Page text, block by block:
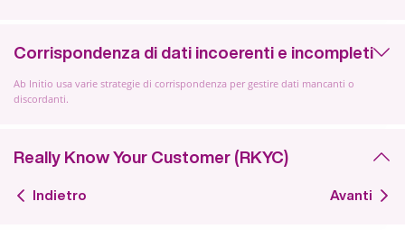
Corrispondenza di dati incoerenti e incompleti
Ab Initio usa varie strategie di corrispondenza per gestire dati mancanti o
discordanti.
Really Know Your Customer (RKYC)
Indietro Avanti